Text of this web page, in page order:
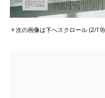
▼次の画像は下へスクロール (2/19)